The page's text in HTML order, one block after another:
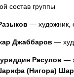
состав группы
— художник,
Джаббаров —
Расулов —
(Нигора)